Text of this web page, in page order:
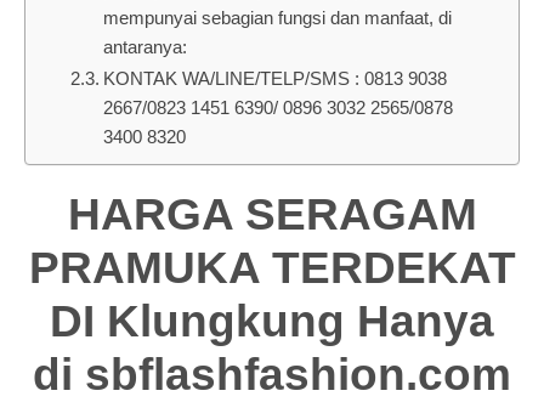
mempunyai sebagian fungsi dan manfaat, di
antaranya:
KONTAK WA/LINE/TELP/SMS : 0813 9038
2667/0823 1451 6390/ 0896 3032 2565/0878
3400 8320
HARGA SERAGAM
PRAMUKA TERDEKAT
DI Klungkung Hanya
di sbflashfashion.com